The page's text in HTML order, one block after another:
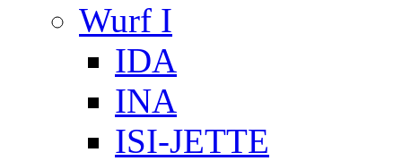
Wurf I
IDA
INA
ISI-JETTE